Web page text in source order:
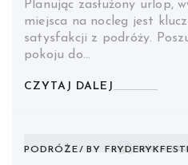
Planując zasłużony urlop,
miejsca na nocleg jest
satysfakcji z podróży.
pokoju do…
CZYTAJ DALEJ
PODRÓŻE BY